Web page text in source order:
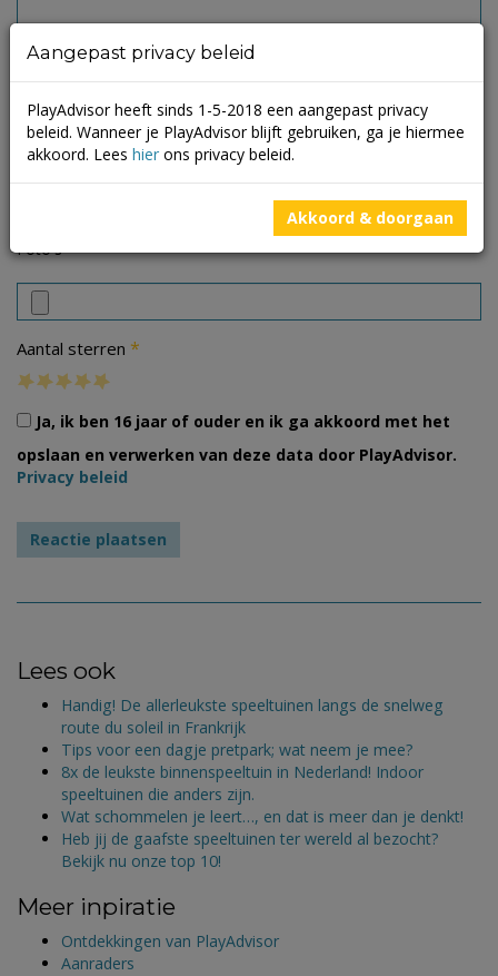
Foto's
Aantal sterren *
Ja, ik ben 16 jaar of ouder en ik ga akkoord met het
opslaan en verwerken van deze data door PlayAdvisor.
Privacy beleid
Lees ook
Handig! De allerleukste speeltuinen langs de snelweg
route du soleil in Frankrijk
Tips voor een dagje pretpark; wat neem je mee?
8x de leukste binnenspeeltuin in Nederland! Indoor
speeltuinen die anders zijn.
Wat schommelen je leert…, en dat is meer dan je denkt!
Heb jij de gaafste speeltuinen ter wereld al bezocht?
Bekijk nu onze top 10!
Meer inpiratie
Ontdekkingen van PlayAdvisor
Aanraders
Aangepast privacy beleid
PlayAdvisor heeft sinds 1-5-2018 een aangepast privacy
beleid. Wanneer je PlayAdvisor blijft gebruiken, ga je hiermee
akkoord. Lees hier ons privacy beleid.
Akkoord & doorgaan